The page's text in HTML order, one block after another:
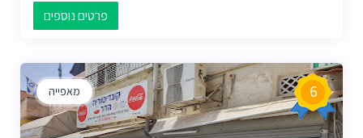
פרטים נוספים
מאפייה 6